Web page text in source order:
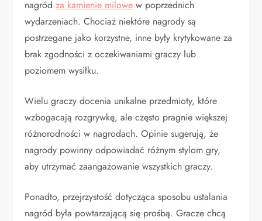
nagródza kamienie milowe w poprzednich
wydarzeniach. Chociaż niektóre nagrody są
postrzegane jako korzystne, inne były krytykowane za
brak zgodności z oczekiwaniami graczy lub
poziomem wysiłku.
Wielu graczy docenia unikalne przedmioty, które
wzbogacają rozgrywkę, ale często pragnie większej
różnorodności w nagrodach. Opinie sugerują, że
nagrody powinny odpowiadać różnym stylom gry,
aby utrzymać zaangażowanie wszystkich graczy.
Ponadto, przejrzystość dotycząca sposobu ustalania
nagród była powtarzającą się prośbą. Gracze chcą